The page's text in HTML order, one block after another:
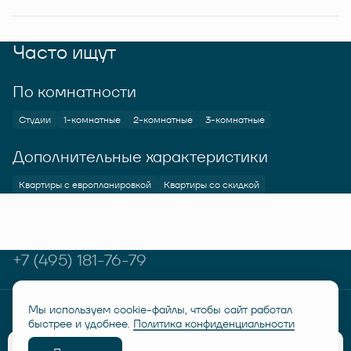
Часто ищут
По комнатности
Студии 1-комнатные 2-комнатные 3-комнатные
Дополнительные характеристики
Квартиры с европланировкой Квартиры со скидкой
+7 (495) 181-76-79
© RUSICH KOTELNIKI 2026Политика конфиденциальности
Дисклеймер "Семейная ипотека от 6%"
Мы используем cookie-файлы, чтобы сайт работал
быстрее и удобнее. Политика конфиденциальности